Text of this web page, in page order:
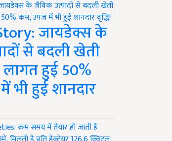
जायडेक्स के
से बदली खेती
लागत हुई 50%
हुई शानदार